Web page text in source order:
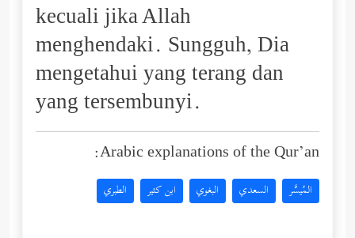
kecuali jika Allah
menghendaki. Sungguh, Dia
mengetahui yang terang dan
yang tersembunyi.
Arabic explanations of the Qur’an:
المُيسَّر السعدي البغوي ابن كثير الطبري